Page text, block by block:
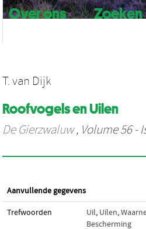
Over ons
Zoeken
T. van Dijk
Roofvogels en Uilen
De Gierzwaluw, Volume 56 -
Aanvullende gegevens
Trefwoorden Uil, Uilen,
Bescherming